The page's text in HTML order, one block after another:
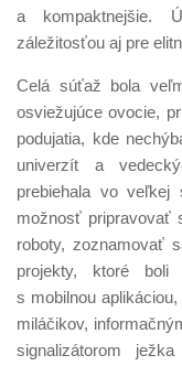
a kompaktnejšie.
záležitosťou aj pre
Celá súťaž bola
osviežujúce ovocie,
podujatia, kde
univerzít a
prebiehala vo
možnosť pripravovať
roboty, zoznamovať
projekty, ktoré boli
s mobilnou
miláčikov,
signalizátorom